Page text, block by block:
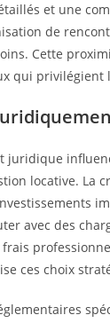
et une
de
Cette
qui privilégient
juridique
locative. La
avec des
ces choix